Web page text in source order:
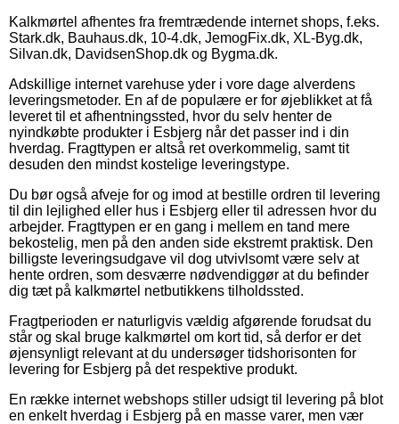
Kalkmørtel afhentes fra fremtrædende internet shops, f.eks.
Stark.dk, Bauhaus.dk, 10-4.dk, JemogFix.dk, XL-Byg.dk,
Silvan.dk, DavidsenShop.dk og Bygma.dk.
Adskillige internet varehuse yder i vore dage alverdens
leveringsmetoder. En af de populære er for øjeblikket at få
leveret til et afhentningssted, hvor du selv henter de
nyindkøbte produkter i Esbjerg når det passer ind i din
hverdag. Fragttypen er altså ret overkommelig, samt tit
desuden den mindst kostelige leveringstype.
Du bør også afveje for og imod at bestille ordren til levering
til din lejlighed eller hus i Esbjerg eller til adressen hvor du
arbejder. Fragttypen er en gang i mellem en tand mere
bekostelig, men på den anden side ekstremt praktisk. Den
billigste leveringsudgave vil dog utvivlsomt være selv at
hente ordren, som desværre nødvendiggør at du befinder
dig tæt på kalkmørtel netbutikkens tilholdssted.
Fragtperioden er naturligvis vældig afgørende forudsat du
står og skal bruge kalkmørtel om kort tid, så derfor er det
øjensynligt relevant at du undersøger tidshorisonten for
levering for Esbjerg på det respektive produkt.
En række internet webshops stiller udsigt til levering på blot
en enkelt hverdag i Esbjerg på en masse varer, men vær